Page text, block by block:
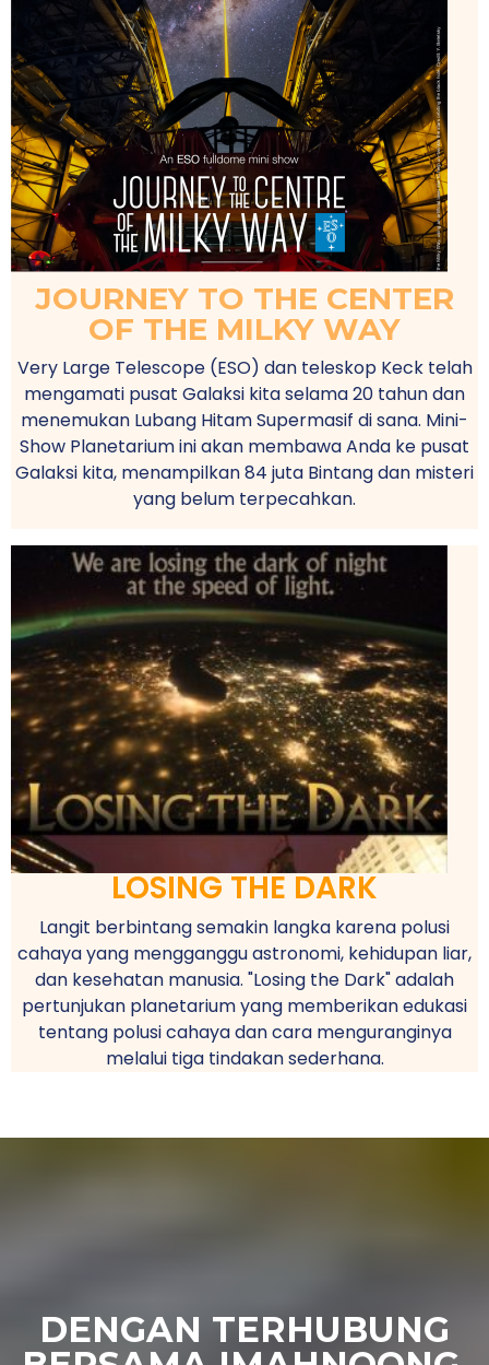
JOURNEY TO THE CENTER
OF THE MILKY WAY
Very Large Telescope (ESO) dan teleskop Keck telah
mengamati pusat Galaksi kita selama 20 tahun dan
menemukan Lubang Hitam Supermasif di sana. Mini-
Show Planetarium ini akan membawa Anda ke pusat
Galaksi kita, menampilkan 84 juta Bintang dan misteri
yang belum terpecahkan.
LOSING THE DARK
Langit berbintang semakin langka karena polusi
cahaya yang mengganggu astronomi, kehidupan liar,
dan kesehatan manusia. "Losing the Dark" adalah
pertunjukan planetarium yang memberikan edukasi
tentang polusi cahaya dan cara menguranginya
melalui tiga tindakan sederhana.
DENGAN TERHUBUNG